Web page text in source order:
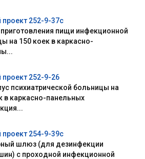
проект 252-9-37с
пищи инфекционной
на 150 коек в каркасно-
проект 252-9-26
психиатрической больницы на
в каркасно-панельных
проект 254-9-39с
шлюз (для дезинфекции
с проходной инфекционной